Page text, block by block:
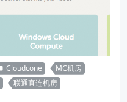
Cloudcone
MC机房
联通直连机房